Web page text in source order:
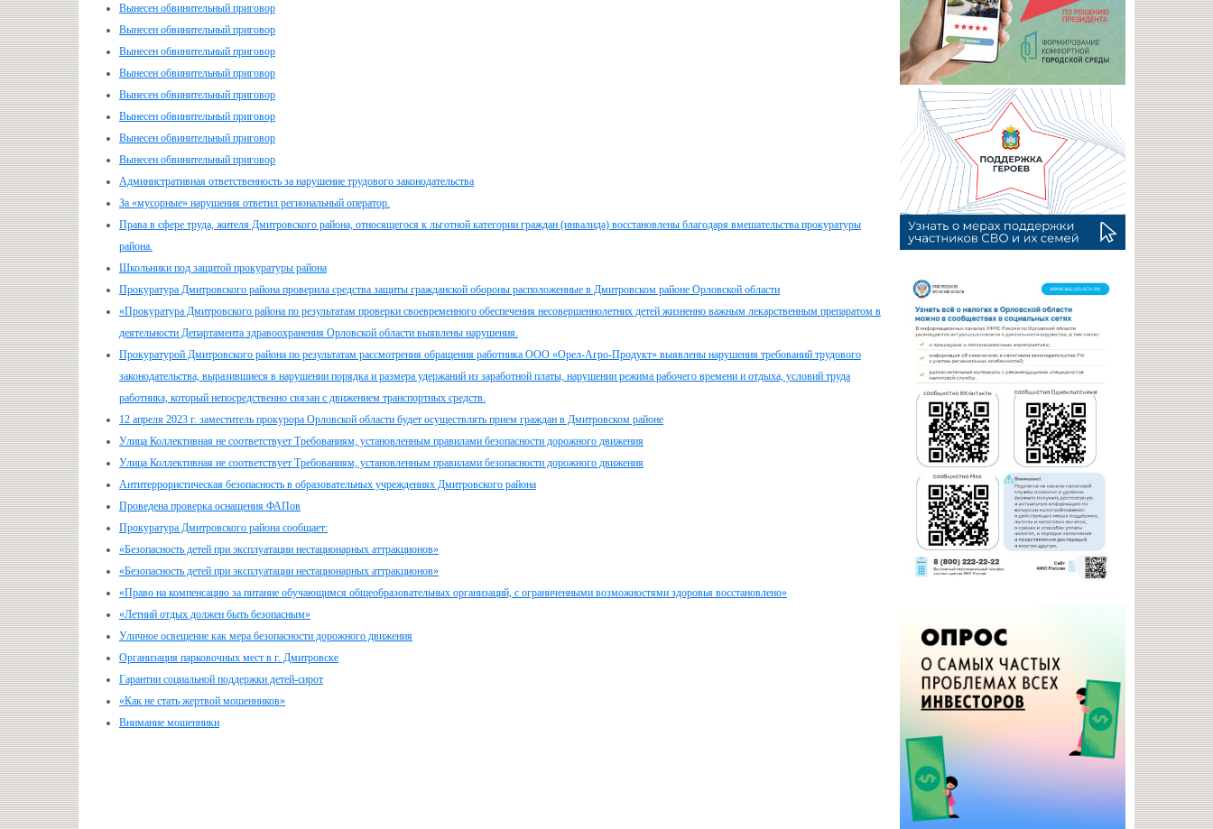
Вынесен обвинительный приговор
Вынесен обвинительный приговор
Вынесен обвинительный приговор
Вынесен обвинительный приговор
Вынесен обвинительный приговор
Вынесен обвинительный приговор
Вынесен обвинительный приговор
Вынесен обвинительный приговор
Административная ответственность за нарушение трудового законодательства
За «мусорные» нарушения ответил региональный оператор.
Права в сфере труда, жителя Дмитровского района, относящегося к льготной категории граждан (инвалида) восстановлены благодаря вмешательства прокуратуры
района.
Школьники под защитой прокуратуры района
Прокуратура Дмитровского района проверила средства защиты гражданской обороны расположенные в Дмитровском районе Орловской области
«Прокуратура Дмитровского района по результатам проверки своевременного обеспечения несовершеннолетних детей жизненно важным лекарственным препаратом в
деятельности Департамента здравоохранения Орловской области выявлены нарушения.
Прокуратурой Дмитровского района по результатам рассмотрения обращения работника ООО «Орел-Агро-Продукт» выявлены нарушения требований трудового
законодательства, выразившиеся в нарушении порядка и размера удержаний из заработной платы, нарушении режима рабочего времени и отдыха, условий труда
работника, который непосредственно связан с движением транспортных средств.
12 апреля 2023 г. заместитель прокурора Орловской области будет осуществлять прием граждан в Дмитровском районе
Улица Коллективная не соответствует Требованиям, установленным правилами безопасности дорожного движения
Улица Коллективная не соответствует Требованиям, установленным правилами безопасности дорожного движения
Антитеррористическая безопасность в образовательных учреждениях Дмитровского района
Проведена проверка оснащения ФАПов
Прокуратура Дмитровского района сообщает:
«Безопасность детей при эксплуатации нестационарных аттракционов»
«Безопасность детей при эксплуатации нестационарных аттракционов»
«Право на компенсацию за питание обучающимся общеобразовательных организаций, с ограниченными возможностями здоровья восстановлено»
«Летний отдых должен быть безопасным»
Уличное освещение как мера безопасности дорожного движения
Организация парковочных мест в г. Дмитровске
Гарантии социальной поддержки детей-сирот
«Как не стать жертвой мошенников»
Внимание мошенники